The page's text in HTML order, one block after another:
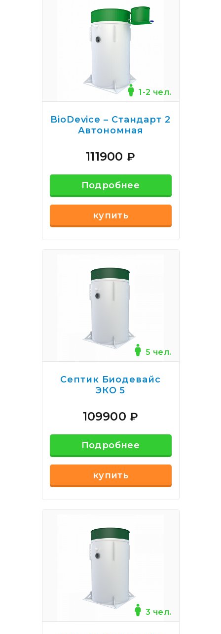
1-2 чел.
BioDevice – Стандарт 2
Автономная
111900 ₽
Подробнее
купить
5 чел.
Септик Биодевайс
ЭКО 5
109900₽
Подробнее
купить
3 чел.